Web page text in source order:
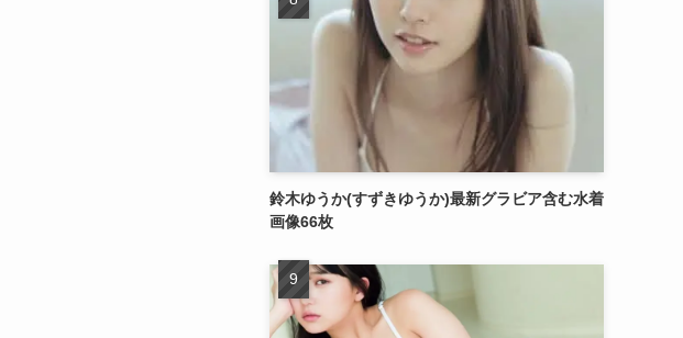
鈴木ゆうか(すずきゆうか)最新グラビア含む水着
画像66枚